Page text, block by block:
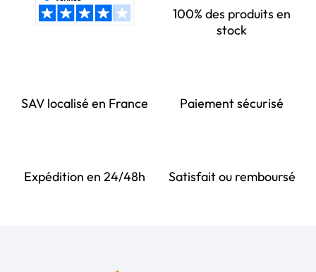
100% des produits en
stock
SAV localisé en France Paiement sécurisé
Expédition en 24/48h Satisfait ou remboursé